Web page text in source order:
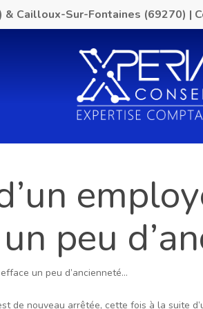
& Cailloux-Sur-Fontaines (69270) |
peu
un peu d’ancienneté…
de nouveau arrêtée, cette fois à la suite